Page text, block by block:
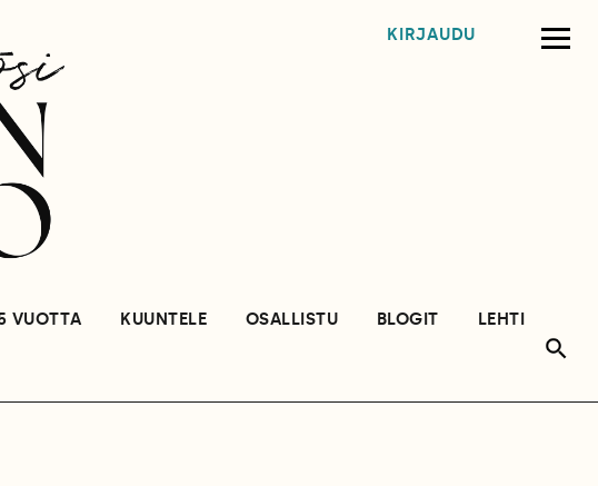
KIRJAUDU
VUOTTA KUUNTELE OSALLISTU BLOGIT
LEHTI